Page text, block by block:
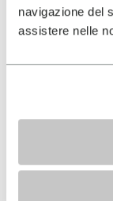
navigazione del
assistere nelle
READ